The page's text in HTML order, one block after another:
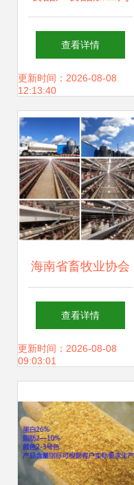
水处理设备与工艺
流程详解及畜牧渔
业饲料销售协同策
略
查看详情
更新时间：2026-08-08
12:13:40
海南省畜牧业协会
深入文昌民营猪
场、文昌嘉源蛋鸡
活动
查看详情
更新时间：2026-08-08
09:03:01